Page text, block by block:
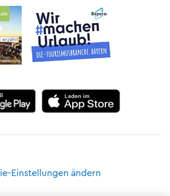
Einstellungen ändern